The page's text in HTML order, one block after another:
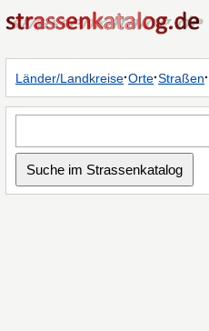
Länder/Landkreise·Orte·Straßen·